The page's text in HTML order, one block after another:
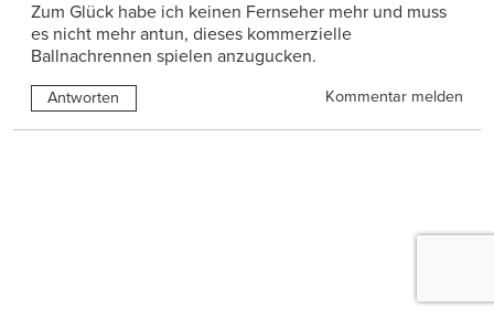
Zum Glück habe ich keinen Fernseher mehr und muss
es nicht mehr antun, dieses kommerzielle
Ballnachrennen spielen anzugucken.
Antworten Kommentar melden